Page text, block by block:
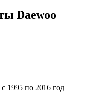
Daewoo
1995 по 2016 год